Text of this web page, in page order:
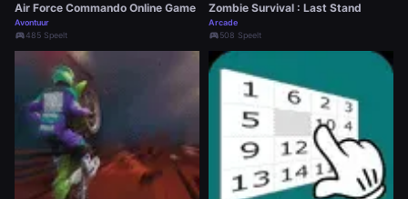
Air Force Commando Online Game
Avontuur
sports_esports485 Speelt
Zombie Survival : Last Stand
Arcade
sports_esports508 Speelt